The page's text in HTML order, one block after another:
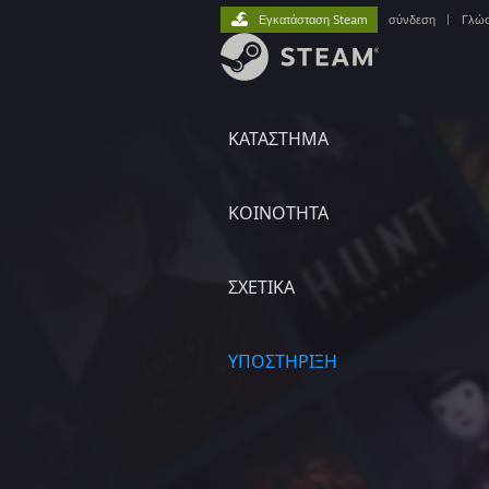
ΚΑΤΑΣΤΗΜΑ
ΚΟΙΝΟΤΗΤΑ
ΣΧΕΤΙΚΆ
ΥΠΟΣΤΗΡΙΞΗ
Εγκατάσταση Steam σύνδεση